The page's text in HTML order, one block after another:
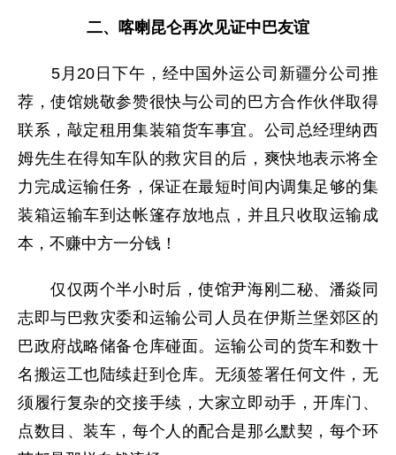
二、喀喇昆仑再次见证中巴友谊
5月20日下午，经中国外运公司新疆分公司推
荐，使馆姚敬参赞很快与公司的巴方合作伙伴取得
联系，敲定租用集装箱货车事宜。公司总经理纳西
姆先生在得知车队的救灾目的后，爽快地表示将全
力完成运输任务，保证在最短时间内调集足够的集
装箱运输车到达帐篷存放地点，并且只收取运输成
本，不赚中方一分钱！
仅仅两个半小时后，使馆尹海刚二秘、潘焱同
志即与巴救灾委和运输公司人员在伊斯兰堡郊区的
巴政府战略储备仓库碰面。运输公司的货车和数十
名搬运工也陆续赶到仓库。无须签署任何文件，无
须履行复杂的交接手续，大家立即动手，开库门、
点数目、装车，每个人的配合是那么默契，每个环